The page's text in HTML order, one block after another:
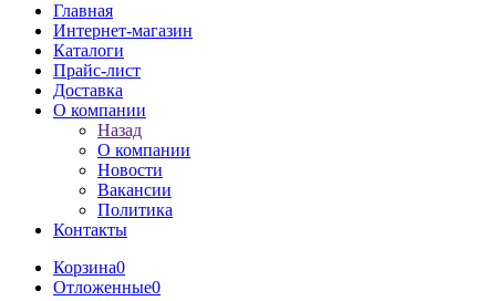
Главная
Интернет-магазин
Каталоги
Прайс-лист
Доставка
О компании
Назад
О компании
Новости
Вакансии
Политика
Контакты
Корзина0
Отложенные0